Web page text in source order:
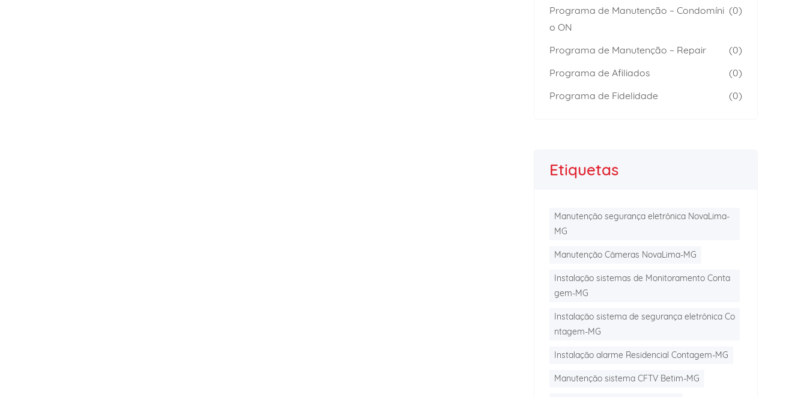
Programa de Manutenção – Condomíni
o ON
(0)
Programa de Manutenção – Repair
(0)
Programa de Afiliados
(0)
Programa de Fidelidade
(0)
Etiquetas
Manutenção segurança eletrônica NovaLima-
MG
Manutenção Câmeras NovaLima-MG
Instalação sistemas de Monitoramento Conta
gem-MG
Instalação sistema de segurança eletrônica Co
ntagem-MG
Instalação alarme Residencial Contagem-MG
Manutenção sistema CFTV Betim-MG